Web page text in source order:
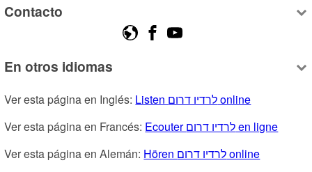
Contacto
En otros idiomas
Ver esta página en Inglés:
Listen לרדיו דרום online
Ver esta página en Francés:
Ecouter לרדיו דרום en ligne
Ver esta página en Alemán:
Hören לרדיו דרום online